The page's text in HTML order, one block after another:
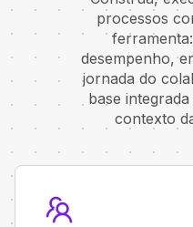
processos
desempenho,
jornada do
base
contexto